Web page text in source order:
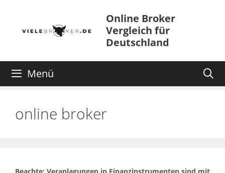
springen
Online Broker
Vergleich für
Deutschland
Menü
online broker